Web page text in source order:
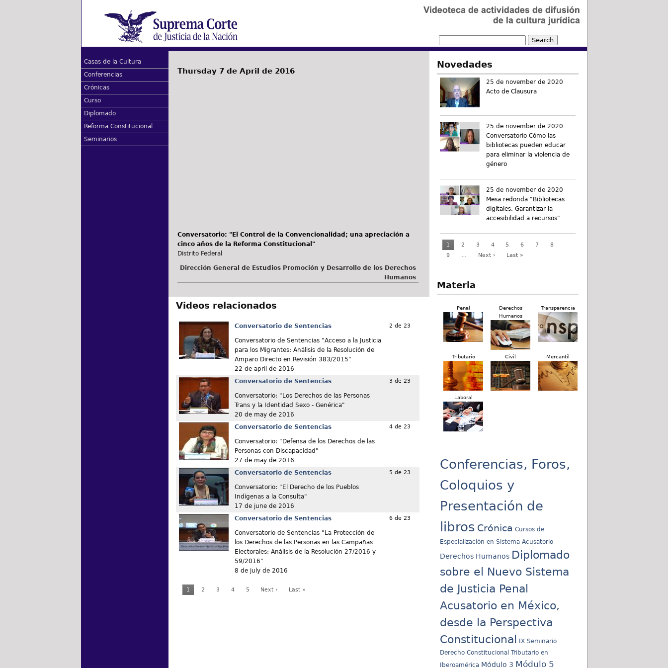
Casas de la Cultura
Conferencias
Crónicas
Curso
Diplomado
Reforma Constitucional
Seminarios
Thursday 7 de April de 2016
Conversatorio: "El Control de la Convencionalidad; una apreciación a
cinco años de la Reforma Constitucional"
Distrito Federal
Dirección General de Estudios Promoción y Desarrollo de los Derechos
Humanos
Videos relacionados
Conversatorio de Sentencias
Conversatorio de Sentencias "Acceso a la Justicia
para los Migrantes: Análisis de la Resolución de
Amparo Directo en Revisión 383/2015"
22 de april de 2016
2 de 23
Conversatorio de Sentencias
Conversatorio: "Los Derechos de las Personas
Trans y la Identidad Sexo - Genérica"
20 de may de 2016
3 de 23
Conversatorio de Sentencias
Conversatorio: "Defensa de los Derechos de las
Personas con Discapacidad"
27 de may de 2016
4 de 23
Conversatorio de Sentencias
Conversatorio: "El Derecho de los Pueblos
Indígenas a la Consulta"
17 de june de 2016
5 de 23
Conversatorio de Sentencias
Conversatorio de Sentencias "La Protección de
los Derechos de las Personas en las Campañas
Electorales: Análisis de la Resolución 27/2016 y
59/2016"
8 de july de 2016
6 de 23
1 2 3 4 5 Next › Last »
Novedades
25 de november de 2020
Acto de Clausura
25 de november de 2020
Conversatorio Cómo las
bibliotecas pueden educar
para eliminar la violencia de
género
25 de november de 2020
Mesa redonda "Bibliotecas
digitales. Garantizar la
accesibilidad a recursos"
1 2 3 4 5 6 7
8
9
… Next › Last »
Materia
Penal
Derechos
Humanos
Transparencia
Tributario Civil Mercantil
Laboral
Conferencias, Foros,
Coloquios y
Presentación de
libros Crónica Cursos de
Especialización en Sistema Acusatorio
Derechos Humanos Diplomado
sobre el Nuevo Sistema
de Justicia Penal
Acusatorio en México,
desde la Perspectiva
Constitucional
IX Seminario
Derecho Constitucional Tributario en
Iberoamérica Módulo 3 Módulo 5